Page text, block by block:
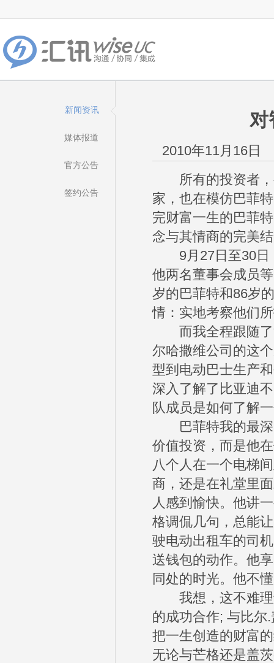
新闻资讯
媒体报道
官方公告
签约公告
对
2010年11月16日
所有的投资者，
家，也在模仿巴菲
完财富一生的巴菲
念与其情商的完美
9月27日至30日
他两名董事会成员
岁的巴菲特和86岁
情：实地考察他们
而我全程跟随了
尔哈撒维公司的这
型到电动巴士生产
深入了解了比亚迪
队成员是如何了解
巴菲特我的最深
价值投资，而是他
八个人在一个电梯
商，还是在礼堂里
人感到愉快。他讲
格调侃几句，总能
驶电动出租车的司
送钱包的动作。他
同处的时光。他不
我想，这不难理
的成功合作; 与比尔
把一生创造的财富
无论与芒格还是盖